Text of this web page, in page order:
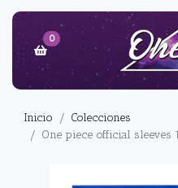
0
Inicio
Colecciones
One piece official sleeves